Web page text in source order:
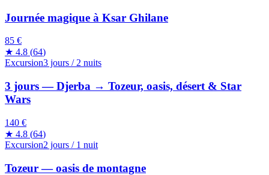
Journée magique à Ksar Ghilane
85 €
★ 4.8 (64)
Excursion3 jours / 2 nuits
3 jours — Djerba → Tozeur, oasis, désert & Star
Wars
140 €
★ 4.8 (64)
Excursion2 jours / 1 nuit
Tozeur — oasis de montagne